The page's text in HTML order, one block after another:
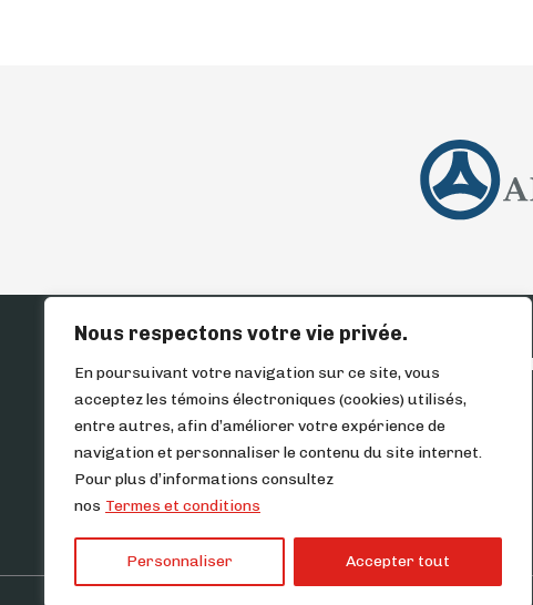
Nous respectons votre vie privée.
En poursuivant votre navigation sur ce site, vous
acceptez les témoins électroniques (cookies) utilisés,
entre autres, afin d’améliorer votre expérience de
navigation et personnaliser le contenu du site internet.
Pour plus d’informations consultez
nos Termes et conditions
Personnaliser Accepter tout
ACCUEIL